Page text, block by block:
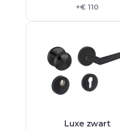
+€ 110
Luxe zwart